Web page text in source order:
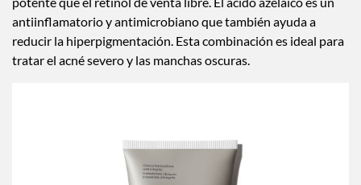
antiinflamatorio y antimicrobiano que también ayuda a
reducir la hiperpigmentación. Esta combinación es ideal para
tratar el acné severo y las manchas oscuras.